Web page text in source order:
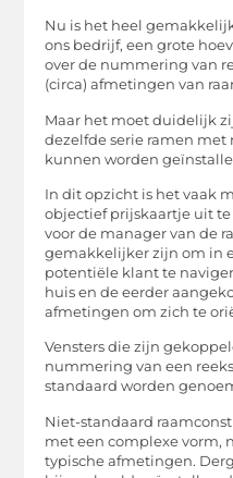
Nu is het heel
ons bedrijf, een grote
over de nummering van
(circa) afmetingen van
Maar het moet duidelijk
dezelfde serie ramen
kunnen worden
In dit opzicht is het vaak
objectief prijskaartje uit
voor de manager van de
gemakkelijker zijn om in
potentiële klant te
huis en de eerder
afmetingen om zich te
Vensters die zijn
nummering van een
standaard worden
Niet-standaard
met een complexe vorm,
typische afmetingen.